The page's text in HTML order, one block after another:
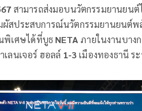
สามารถส่งมอบนวัตกรรมยานยน
ผัสประสบการณ์นวัตกรรมยานยนต์พ
พิเศษได้ที่บูธ NETA ภายในงานบาง
ลนเจอร์ ฮอลล์ 1-3 เมืองทองธานี ร